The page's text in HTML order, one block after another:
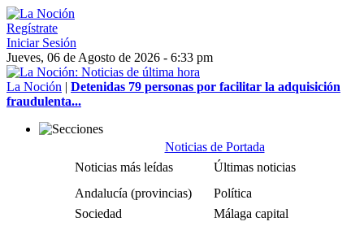
Regístrate
Iniciar Sesión
Jueves, 06 de Agosto de 2026 - 6:33 pm
La Noción | Detenidas 79 personas por facilitar la adquisición
fraudulenta...
Noticias de Portada
Noticias más leídas
Últimas noticias
Andalucía (provincias)
Política
Sociedad
Málaga capital